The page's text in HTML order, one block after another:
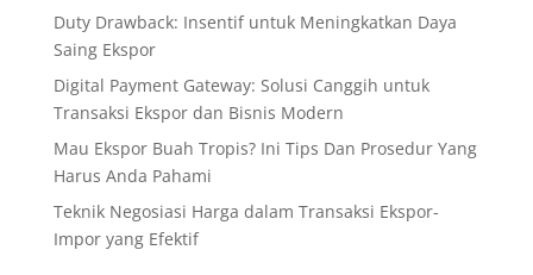
Duty Drawback: Insentif untuk Meningkatkan Daya
Saing Ekspor
Digital Payment Gateway: Solusi Canggih untuk
Transaksi Ekspor dan Bisnis Modern
Mau Ekspor Buah Tropis? Ini Tips Dan Prosedur Yang
Harus Anda Pahami
Teknik Negosiasi Harga dalam Transaksi Ekspor-
Impor yang Efektif